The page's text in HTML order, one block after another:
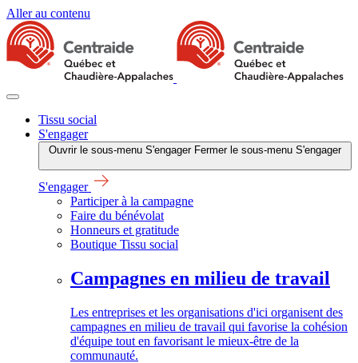
Aller au contenu
Tissu social
S'engager
Ouvrir le sous-menu S'engager Fermer le sous-menu S'engager
S'engager
Participer à la campagne
Faire du bénévolat
Honneurs et gratitude
Boutique Tissu social
Campagnes en milieu de travail
Les entreprises et les organisations d'ici organisent des
campagnes en milieu de travail qui favorise la cohésion
d'équipe tout en favorisant le mieux-être de la
communauté.